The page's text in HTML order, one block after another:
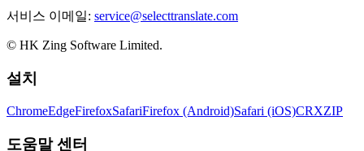
서비스 이메일: service@selecttranslate.com
© HK Zing Software Limited.
설치
ChromeEdgeFirefoxSafariFirefox (Android)Safari (iOS)CRXZIP
도움말 센터